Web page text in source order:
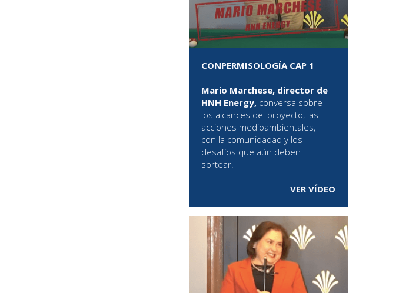
CONPERMISOLOGÍA CAP 1
Mario Marchese, director de
HNH Energy, conversa sobre
los alcances del proyecto, las
acciones medioambientales,
con la comunidadad y los
desafíos que aún deben
sortear.
VER VÍDEO